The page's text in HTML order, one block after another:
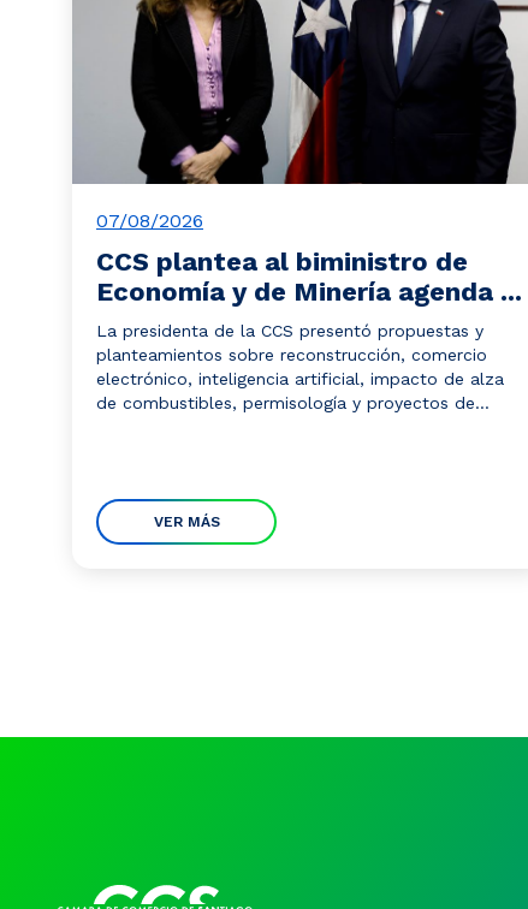
07/08/2026
CCS plantea al biministro de
Economía y de Minería agenda ...
La presidenta de la CCS presentó propuestas y
planteamientos sobre reconstrucción, comercio
electrónico, inteligencia artificial, impacto de alza
de combustibles, permisología y proyectos de...
VER MÁS